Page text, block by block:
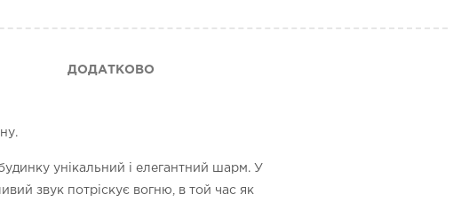
ДОДАТКОВО
унікальний і елегантний шарм. У
звук потріскує вогню, в той час як